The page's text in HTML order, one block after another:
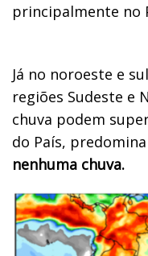
principalmente no
Já no noroeste e
regiões Sudeste e
chuva podem
do País,
nenhuma chuva.